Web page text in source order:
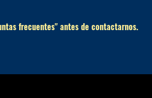
frecuentes" antes de contactarnos.